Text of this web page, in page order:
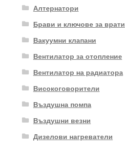
Алтернатори
Брави и ключове за врати
Вакуумни клапани
Вентилатор за отопление
Вентилатор на радиатора
Високоговорители
Въздушна помпа
Въздушни везни
Дизелови нагреватели